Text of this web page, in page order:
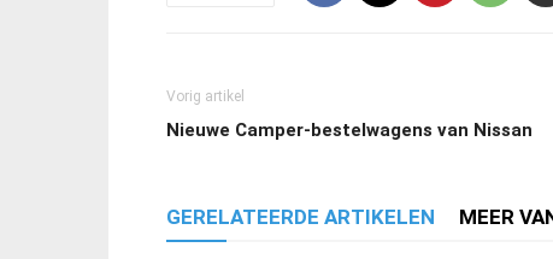
Vorig artikel
Nieuwe Camper-bestelwagens van Nissan
GERELATEERDE ARTIKELEN MEER